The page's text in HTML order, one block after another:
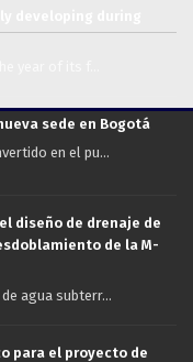
year of its f...
sede en Bogotá
en el pu...
diseño de drenaje de
de la M-
agua subterr...
para el proyecto de